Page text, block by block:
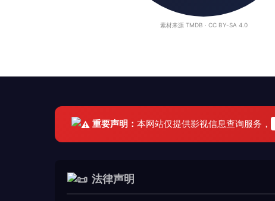
素材来源 TMDB · CC BY-SA 4.0
重要声明：本网站仅提供影视信息查询服务，
法律声明